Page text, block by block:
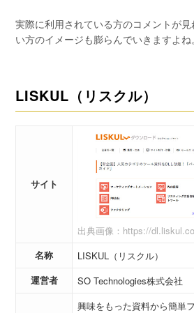
実際に利用されている方のコメントが
い方のイメージも膨らんでいきますよね。
LISKUL（リスクル）
サイト
出典画像：https://
名称
LISKUL（リスクル）
運営者
SO Technologies株式会社
興味をもった資料から簡単